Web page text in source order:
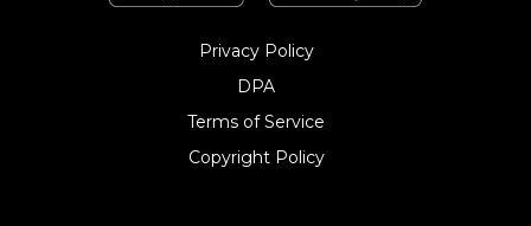
Privacy Policy
DPA
Terms of Service
Copyright Policy‎